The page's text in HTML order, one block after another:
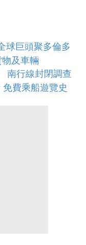
巨頭聚多倫多
物及車輛
南行線封閉調查
費乘船遊覽史